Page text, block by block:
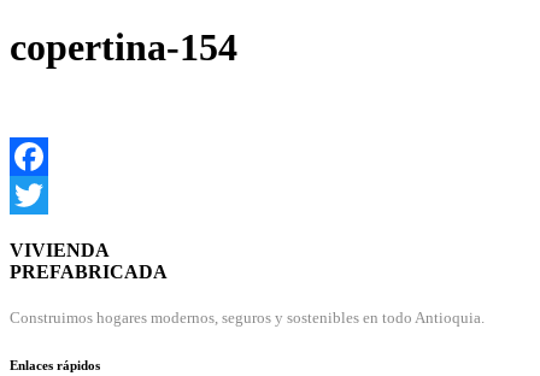
copertina-154
Facebook
VIVIENDA
PREFABRICADA
Construimos hogares modernos, seguros y sostenibles en todo Antioquia.
Enlaces rápidos